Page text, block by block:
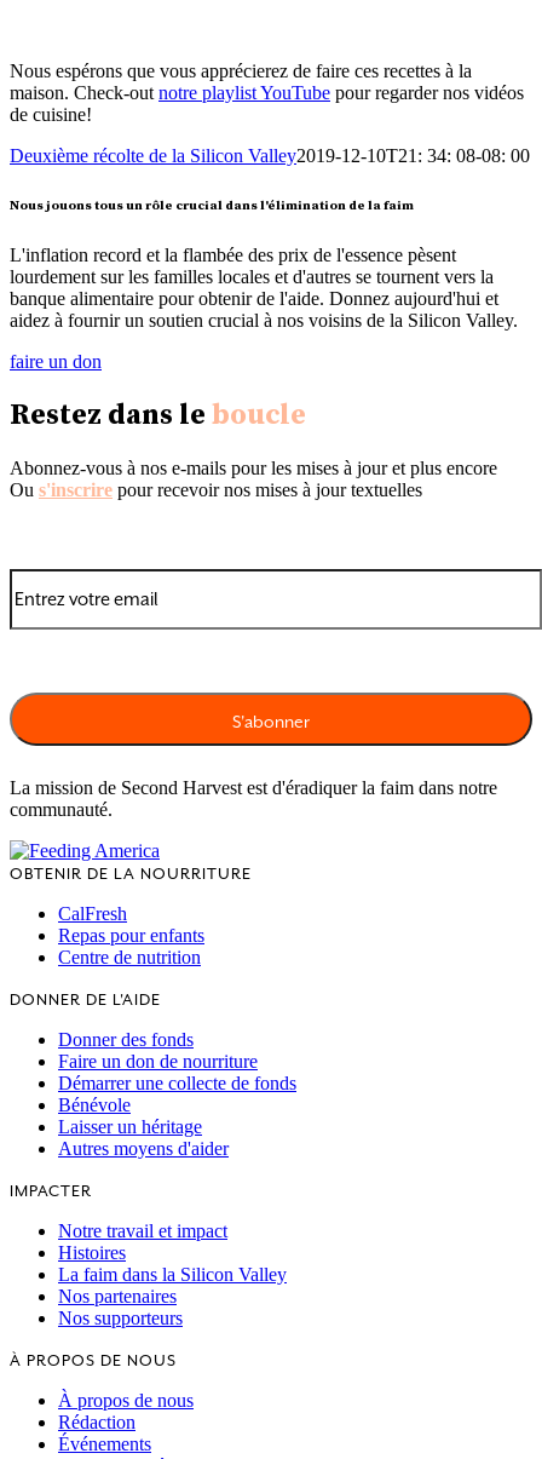
Nous espérons que vous apprécierez de faire ces recettes à la
maison. Check-out notre playlist YouTube pour regarder nos vidéos
de cuisine!
Deuxième récolte de la Silicon Valley2019-12-10T21: 34: 08-08: 00
Nous jouons tous un rôle crucial dans l'élimination de la faim
L'inflation record et la flambée des prix de l'essence pèsent
lourdement sur les familles locales et d'autres se tournent vers la
banque alimentaire pour obtenir de l'aide. Donnez aujourd'hui et
aidez à fournir un soutien crucial à nos voisins de la Silicon Valley.
faire un don
Restez dans le boucle
Abonnez-vous à nos e-mails pour les mises à jour et plus encore
Ou s'inscrire pour recevoir nos mises à jour textuelles
La mission de Second Harvest est d'éradiquer la faim dans notre
communauté.
OBTENIR DE LA NOURRITURE
CalFresh
Repas pour enfants
Centre de nutrition
DONNER DE L'AIDE
Donner des fonds
Faire un don de nourriture
Démarrer une collecte de fonds
Bénévole
Laisser un héritage
Autres moyens d'aider
IMPACTER
Notre travail et impact
Histoires
La faim dans la Silicon Valley
Nos partenaires
Nos supporteurs
À PROPOS DE NOUS
À propos de nous
Rédaction
Événements